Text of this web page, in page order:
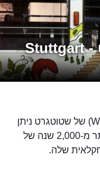
מוזיאון היין של שטוטגרט - Stuttgart
במוזיאון היין (Weinbaumuseum Stuttgart) של שטוטגרט ניתן
להתרשם מההיסטוריה המפוארת של יותר מ-2,000 שנה של
שלה.